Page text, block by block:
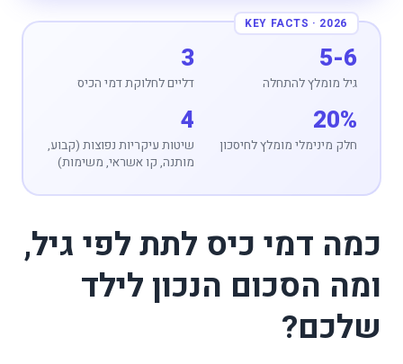
5-6
גיל מומלץ להתחלה
3
דליים לחלוקת דמי הכיס
20%
חלק מינימלי מומלץ לחיסכון
4
שיטות עיקריות נפוצות (קבוע,
מותנה, קו אשראי, משימות)
כמה דמי כיס לתת לפי גיל,
ומה הסכום הנכון לילד
שלכם?